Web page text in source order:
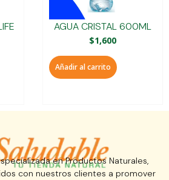
AGUA CRISTAL 600ML
$1,600
Añadir al carrito
en Productos Naturales,
con nuestros clientes a promover